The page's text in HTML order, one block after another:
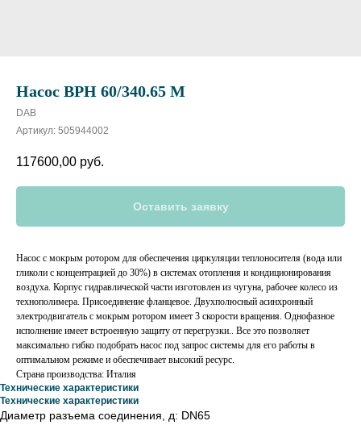
Насос BPH 60/340.65 M
DAB
Артикул: 505944002
117600,00 руб.
Оставить заявку
Насос с мокрым ротором для обеспечения циркуляции теплоносителя (вода или
гликоли с концентрацией до 30%) в системах отопления и кондиционирования
воздуха. Корпус гидравлической части изготовлен из чугуна, рабочее колесо из
технополимера. Присоединение фланцевое. Двухполюсный асинхронный
электродвигатель с мокрым ротором имеет 3 скорости вращения. Однофазное
исполнение имеет встроенную защиту от перегрузки.. Все это позволяет
максимально гибко подобрать насос под запрос системы для его работы в
оптимальном режиме и обеспечивает высокий ресурс.
Страна производствa: Италия
Технические характеристики
Технические характеристики
Диаметр разъема соединения, д: DN65